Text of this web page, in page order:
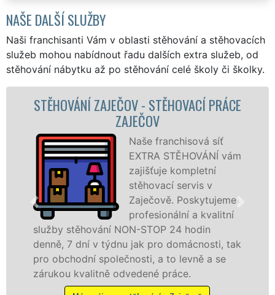
NAŠE DALŠÍ SLUŽBY
Naši franchisanti Vám v oblasti stěhování a stěhovacích
služeb mohou nabídnout řadu dalších extra služeb, od
stěhování nábytku až po stěhování celé školy či školky.
PRÁCE
tak
STĚHOVACÍ SLUŽBA ZAJEČOV -
STĚHOVACÍ FIRMA ZAJEČOV
Poskytujeme
stěhovací
Zaječově na
špičkové
speciální
technikou.
služby zajišťujeme domácnostem i
celém okresu Beroun se zárukou
franchisové sítě EXTRA STĚHOVÁNÍ.
Nabízíme stěhovací služby NON-STOP
včetně víkendů a svátků bez příplatků.